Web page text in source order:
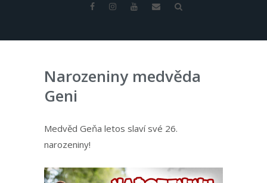
Narozeniny medvěda
Geni
Medvěd Geňa letos slaví své 26.
narozeniny!